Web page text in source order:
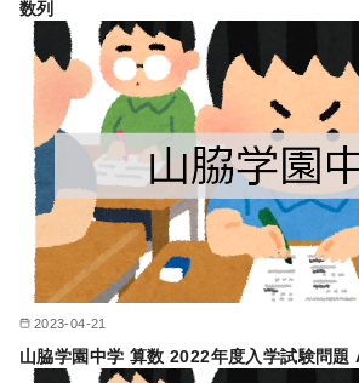
数列
2023-04-21
山脇学園中学 算数 2022年度入学試験問題